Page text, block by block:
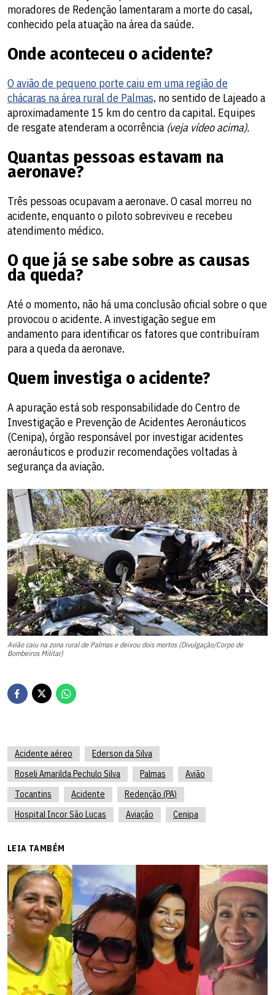
moradores de Redenção lamentaram a morte do casal,
conhecido pela atuação na área da saúde.
Onde aconteceu o acidente?
O avião de pequeno porte caiu em uma região de
chácaras na área rural de Palmas, no sentido de Lajeado a
aproximadamente 15 km do centro da capital. Equipes
de resgate atenderam a ocorrência (veja vídeo acima).
Quantas pessoas estavam na
aeronave?
Três pessoas ocupavam a aeronave. O casal morreu no
acidente, enquanto o piloto sobreviveu e recebeu
atendimento médico.
O que já se sabe sobre as causas
da queda?
Até o momento, não há uma conclusão oficial sobre o que
provocou o acidente. A investigação segue em
andamento para identificar os fatores que contribuíram
para a queda da aeronave.
Quem investiga o acidente?
A apuração está sob responsabilidade do Centro de
Investigação e Prevenção de Acidentes Aeronáuticos
(Cenipa), órgão responsável por investigar acidentes
aeronáuticos e produzir recomendações voltadas à
segurança da aviação.
Avião caiu na zona rural de Palmas e deixou dois mortos (Divulgação/Corpo de
Bombeiros Militar)
Acidente aéreo
Ederson da Silva
Roseli Amarilda Pechulo Silva
Palmas
Avião
Tocantins
Acidente
Redenção (PA)
Hospital Incor São Lucas
Aviação Cenipa
LEIA TAMBÉM